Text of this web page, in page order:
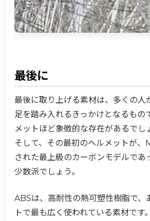
最後に
最後に取り上げる素材は、多くの人
足を踏み入れるきっかけとなるもの
メットほど象徴的な存在があるでし
そして、その最初のヘルメットが
された最上級のカーボンモデルであ
少数派でしょう。
ABSは、高耐性の熱可塑性樹脂で、
トで最も広く使われている素材です